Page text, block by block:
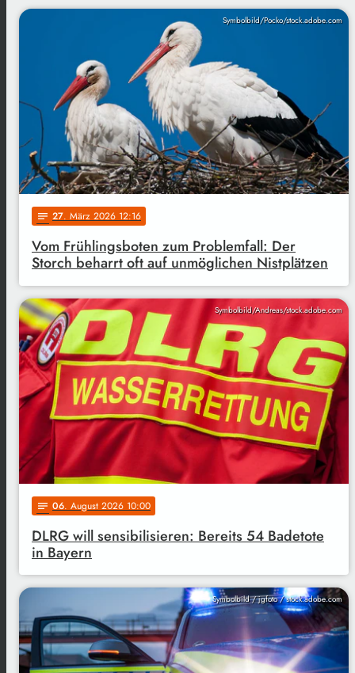
Symbolbild/Pocko/stock.adobe.com
notes 27. März 2026 12:16
Vom Frühlingsboten zum Problemfall: Der
Storch beharrt oft auf unmöglichen Nistplätzen
Symbolbild/Andreas/stock.adobe.com
notes 06. August 2026 10:00
DLRG will sensibilisieren: Bereits 54 Badetote
in Bayern
Symbolbild / jgfoto / stock.adobe.com